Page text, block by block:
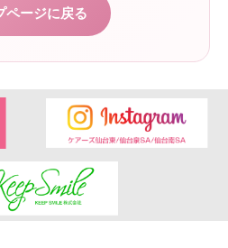
ページに戻る